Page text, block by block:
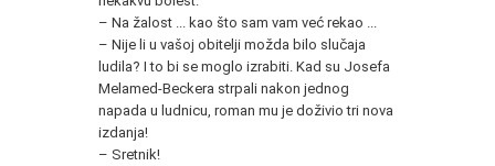
– Na žalost ... kao što sam vam već rekao ...
– Nije li u vašoj obitelji možda bilo slučaja
ludila? I to bi se moglo izrabiti. Kad su Josefa
Melamed-Beckera strpali nakon jednog
napada u ludnicu, roman mu je doživio tri nova
izdanja!
– Sretnik!